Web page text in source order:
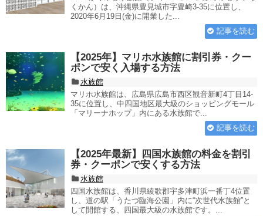
くかん）は、沖縄県豊見城市字豊崎3-35に位置し、
2020年6月19日(金)に開業した...
記事を読む
【2025年】マリホ水族館に割引券・クー
ポンで安く入場する方法
水族館
マリホ水族館は、広島県広島市西区観音新町4丁目14-
35に位置し、中四国地区最大級のショッピングモール
「マリーナホップ」内にある水族館で...
記事を読む
【2025年最新】四国水族館の料金を割引
券・クーポンで安くする方法
水族館
四国水族館は、香川県綾歌郡宇多津町浜一番丁4位置
し、道の駅「うたづ臨海公園」内に“次世代水族館”と
して開館する、四国最大級の水族館です。...